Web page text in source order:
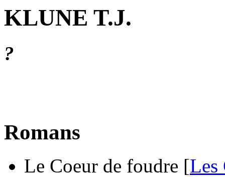
KLUNE T.J.
?
Romans
Le Coeur de foudre [Les